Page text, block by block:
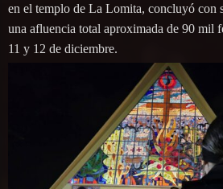
en el templo de La Lomita, concluyó con
una afluencia total aproximada de 90 mil
11 y 12 de diciembre.